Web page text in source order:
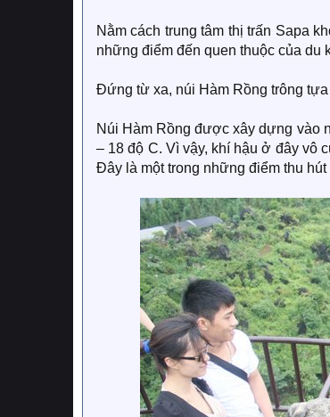
Nằm cách trung tâm thị trấn Sapa
những điểm đến quen thuộc của du
Đứng từ xa, núi Hàm Rồng trông
Núi Hàm Rồng được xây dựng vào
– 18 độ C. Vì vậy, khí hậu ở đây vô
Đây là một trong những điểm thu